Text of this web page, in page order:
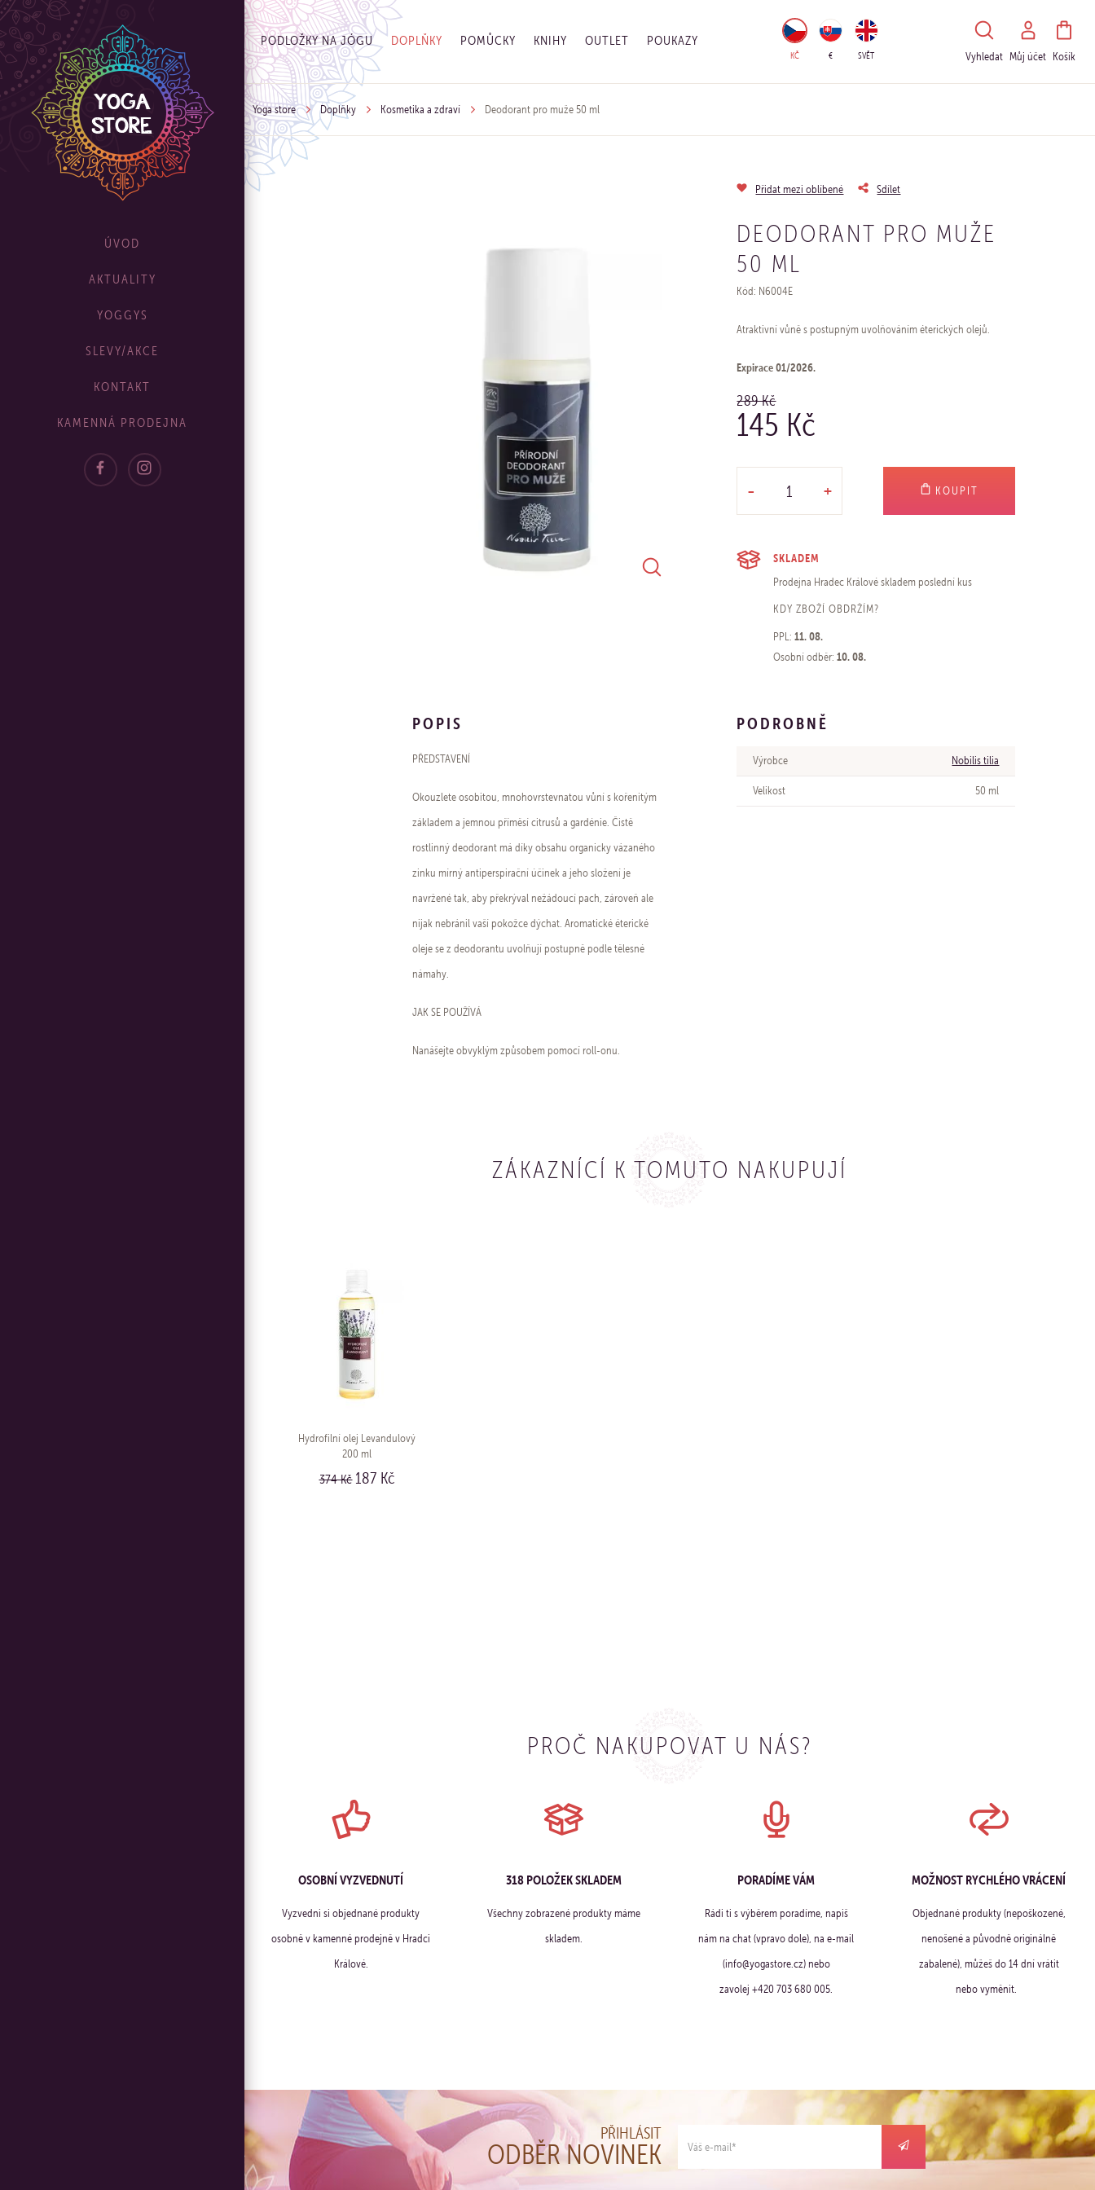
ÚVOD
AKTUALITY
YOGGYS
SLEVY/AKCE
KONTAKT
KAMENNÁ PRODEJNA
PODLOŽKY NA JÓGU DOPLŇKY POMŮCKY KNIHY OUTLET POUKAZY
KČ € SVĚT Vyhledat Můj účet Košík
Yoga store Doplňky Kosmetika a zdraví Deodorant pro muže 50 ml
Přidat mezi oblíbené Sdílet
DEODORANT PRO MUŽE
50 ML
Kód: N6004E
Atraktivní vůně s postupným uvolňováním éterických olejů.
Expirace 01/2026.
289 Kč
145 Kč
- + KOUPIT
SKLADEM
Prodejna Hradec Královéskladem poslední kus
KDY ZBOŽÍ OBDRŽÍM?
PPL:11. 08.
Osobní odběr:10. 08.
POPIS
PŘEDSTAVENÍ
Okouzlete osobitou, mnohovrstevnatou vůní s kořenitým
základem a jemnou příměsí citrusů a gardénie. Čistě
rostlinný deodorant má díky obsahu organicky vázaného
zinku mírný antiperspirační účinek a jeho složení je
navržené tak, aby překrýval nežádoucí pach, zároveň ale
nijak nebránil vaší pokožce dýchat. Aromatické éterické
oleje se z deodorantu uvolňují postupně podle tělesné
námahy.
JAK SE POUŽÍVÁ
Nanášejte obvyklým způsobem pomocí roll-onu.
PODROBNĚ
Výrobce Nobilis tilia
Velikost 50 ml
ZÁKAZNÍCÍ K TOMUTO NAKUPUJÍ
Hydrofilní olej Levandulový
200 ml
374 Kč 187 Kč
PROČ NAKUPOVAT U NÁS?
OSOBNÍ VYZVEDNUTÍ
Vyzvedni si objednané produkty
osobně v kamenné prodejně v Hradci
Králové.
318 POLOŽEK SKLADEM
Všechny zobrazené produkty máme
skladem.
PORADÍME VÁM
Rádi ti s výběrem poradíme, napiš
nám na chat (vpravo dole), na e-mail
(info@yogastore.cz) nebo
zavolej +420 703 680 005.
MOŽNOST RYCHLÉHO VRÁCENÍ
Objednané produkty (nepoškozené,
nenošené a původně originálně
zabalené), můžeš do 14 dní vrátit
nebo vyměnit.
PŘIHLÁSIT
ODBĚR NOVINEK